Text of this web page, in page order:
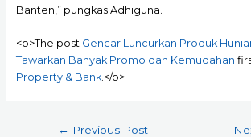
Banten,” pungkas Adhiguna.
<p>The post Gencar Luncurkan Produk
Tawarkan Banyak Promo dan Kemudahan
Property & Bank.</p>
← Previous Post